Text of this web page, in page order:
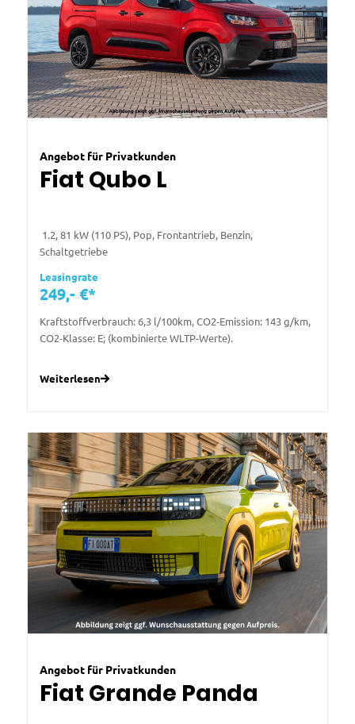
Angebot für Privatkunden
Fiat Qubo L
1.2, 81 kW (110 PS), Pop, Frontantrieb, Benzin,
Schaltgetriebe
Leasingrate
249,- €*
Kraftstoffverbrauch: 6,3 l/100km, CO2-Emission: 143 g/km,
CO2-Klasse: E; (kombinierte WLTP-Werte).
Weiterlesen
Angebot für Privatkunden
Fiat Grande Panda